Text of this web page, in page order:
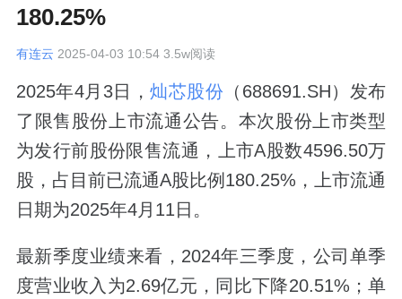
180.25%
有连云 2025-04-03 10:54 3.5w阅读
2025年4月3日，灿芯股份 （688691.SH）发布
了限售股份上市流通公告。本次股份上市类型
为发行前股份限售流通，上市A股数4596.50万
股，占目前已流通A股比例180.25%，上市流通
日期为2025年4月11日。
最新季度业绩来看，2024年三季度，公司单季
度营业收入为2.69亿元，同比下降20.51%；单